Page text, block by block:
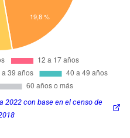
2022 con base en el censo de